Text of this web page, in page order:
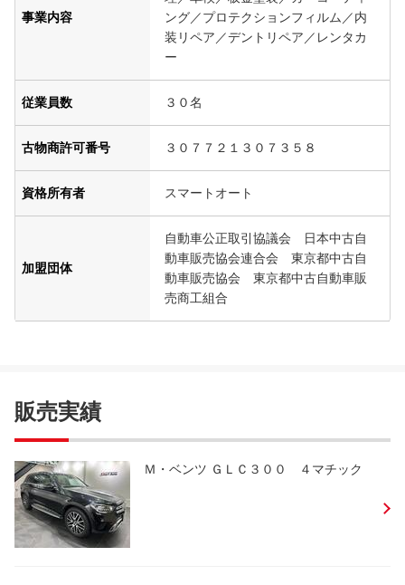
事業内容
ング／プロテクションフィルム／内
装リペア／デントリペア／レンタカ
ー
従業員数 ３０名
古物商許可番号 ３０７７２１３０７３５８
資格所有者 スマートオート
加盟団体
自動車公正取引協議会 日本中古自
動車販売協会連合会 東京都中古自
動車販売協会 東京都中古自動車販
売商工組合
販売実績
Ｍ・ベンツ ＧＬＣ３００ ４マチック